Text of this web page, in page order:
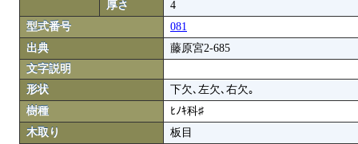
厚さ
4
型式番号
081
出典
藤原宮2-685
文字説明
形状
下欠､左欠､右欠｡
樹種
ﾋﾉｷ科♯
木取り
板目